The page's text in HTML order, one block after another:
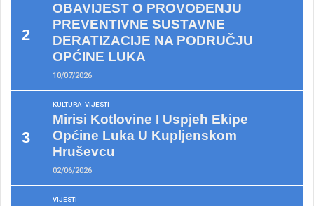
OBAVIJEST O PROVOĐENJU
PREVENTIVNE SUSTAVNE
DERATIZACIJE NA PODRUČJU
OPĆINE LUKA
10/07/2026
KULTURA VIJESTI
Mirisi Kotlovine I Uspjeh Ekipe
Općine Luka U Kupljenskom
Hruševcu
02/06/2026
VIJESTI